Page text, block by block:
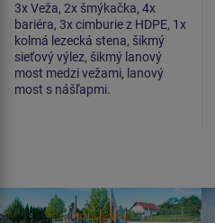
3x Veža, 2x šmýkačka, 4x
bariéra, 3x cimburie z HDPE, 1x
kolmá lezecká stena, šikmý
sieťový výlez, šikmý lanový
most medzi vežami, lanový
most s nášľapmi.